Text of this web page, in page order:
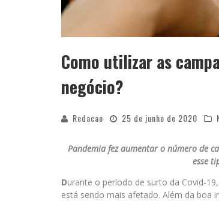
Como utilizar as
negócio?
Redacao 25 de junho de 2020
Pandemia fez aumentar o número de
esse
Durante o período de surto da Covid-
está sendo mais afetado. Além da boa